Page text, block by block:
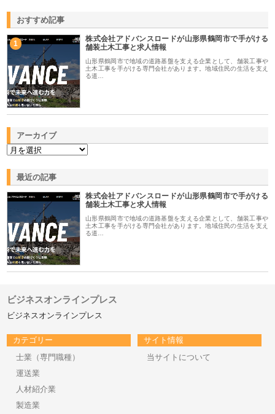
おすすめ記事
1
株式会社アドバンスロードが山形県鶴岡市で手がける
舗装土木工事と求人情報
山形県鶴岡市で地域の道路基盤を支える企業として、舗装工事や
土木工事を手がける専門会社があります。地域住民の生活を支え
る道…
アーカイブ
最近の記事
株式会社アドバンスロードが山形県鶴岡市で手がける
舗装土木工事と求人情報
山形県鶴岡市で地域の道路基盤を支える企業として、舗装工事や
土木工事を手がける専門会社があります。地域住民の生活を支え
る道…
ビジネスオンラインプレス
ビジネスオンラインプレス
カテゴリー
士業（専門職種）
運送業
人材紹介業
製造業
サイト情報
当サイトについて